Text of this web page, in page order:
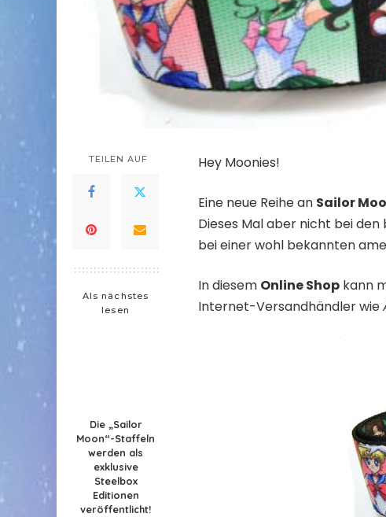
TEILEN AUF
Als nächstes
lesen
Die „Sailor
Moon“-Staffeln
werden als
exklusive
Steelbox
Editionen
veröffentlicht!
Hey Moonies!
Eine neue Reihe an Sailor
Dieses Mal aber nicht bei den
bei einer wohl bekannten
In diesem Online Shop kann
Internet-Versandhändler wie